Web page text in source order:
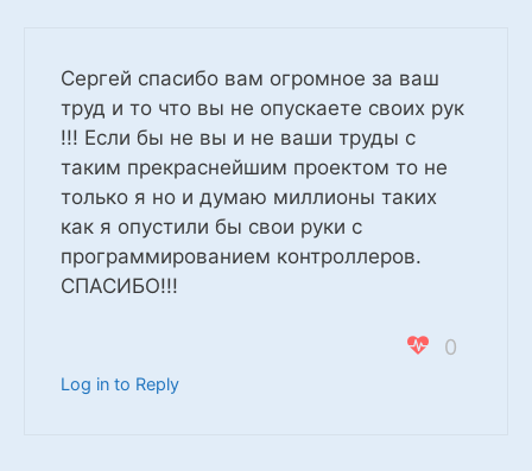
Сергей спасибо вам огромное за ваш
труд и то что вы не опускаете своих рук
!!! Если бы не вы и не ваши труды с
таким прекраснейшим проектом то не
только я но и думаю миллионы таких
как я опустили бы свои руки с
программированием контроллеров.
СПАСИБО!!!
0
Log in to Reply